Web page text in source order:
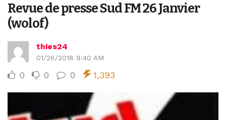
Revue de presse Sud FM 26 Janvier
(wolof)
thies24
01/26/2018 9:40 AM
0 0 0 1,393